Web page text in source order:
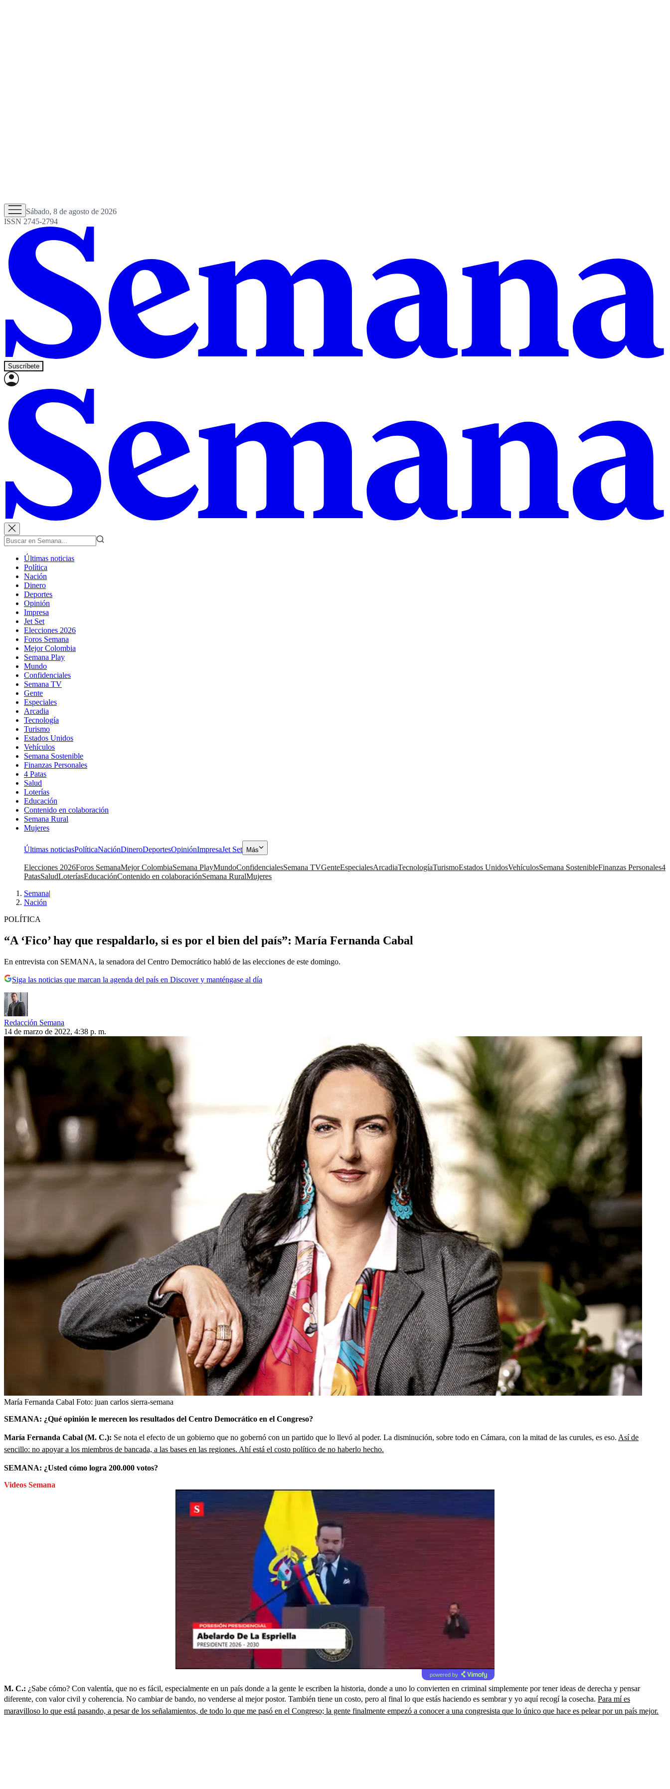
Sábado, 8 de agosto de 2026
ISSN 2745-2794
Suscríbete
Últimas noticias
Política
Nación
Dinero
Deportes
Opinión
Impresa
Jet Set
Elecciones 2026
Foros Semana
Mejor Colombia
Semana Play
Mundo
Confidenciales
Semana TV
Gente
Especiales
Arcadia
Tecnología
Turismo
Estados Unidos
Vehículos
Semana Sostenible
Finanzas Personales
4 Patas
Salud
Loterías
Educación
Contenido en colaboración
Semana Rural
Mujeres
Últimas noticiasPolíticaNaciónDineroDeportesOpiniónImpresaJet Set Más
Elecciones 2026Foros SemanaMejor ColombiaSemana PlayMundoConfidencialesSemana TVGenteEspecialesArcadiaTecnologíaTurismoEstados UnidosVehículosSemana SostenibleFinanzas Personales4
PatasSaludLoteríasEducaciónContenido en colaboraciónSemana RuralMujeres
Semana|
Nación
POLÍTICA
“A ‘Fico’ hay que respaldarlo, si es por el bien del país”: María Fernanda Cabal
En entrevista con SEMANA, la senadora del Centro Democrático habló de las elecciones de este domingo.
Siga las noticias que marcan la agenda del país en Discover y manténgase al día
Redacción Semana
14 de marzo de 2022, 4:38 p. m.
María Fernanda Cabal Foto: juan carlos sierra-semana
SEMANA: ¿Qué opinión le merecen los resultados del Centro Democrático en el Congreso?
María Fernanda Cabal (M. C.): Se nota el efecto de un gobierno que no gobernó con un partido que lo llevó al poder. La disminución, sobre todo en Cámara, con la mitad de las curules, es eso. Así de
sencillo: no apoyar a los miembros de bancada, a las bases en las regiones. Ahí está el costo político de no haberlo hecho.
SEMANA: ¿Usted cómo logra 200.000 votos?
Videos Semana
powered by
M. C.: ¿Sabe cómo? Con valentía, que no es fácil, especialmente en un país donde a la gente le escriben la historia, donde a uno lo convierten en criminal simplemente por tener ideas de derecha y pensar
diferente, con valor civil y coherencia. No cambiar de bando, no venderse al mejor postor. También tiene un costo, pero al final lo que estás haciendo es sembrar y yo aquí recogí la cosecha. Para mí es
maravilloso lo que está pasando, a pesar de los señalamientos, de todo lo que me pasó en el Congreso; la gente finalmente empezó a conocer a una congresista que lo único que hace es pelear por un país mejor.